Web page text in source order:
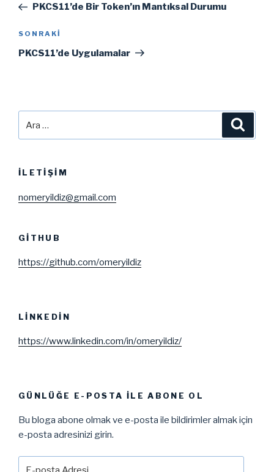
YazıPKCS11’de Bir Token’ın Mantıksal Durumu
Sonraki
Yazı
SONRAKI
PKCS11’de Uygulamalar
İLETIŞIM
nomeryildiz@gmail.com
GITHUB
https://github.com/omeryildiz
LINKEDIN
https://www.linkedin.com/in/omeryildiz/
GÜNLÜĞE E-POSTA ILE ABONE OL
Bu bloga abone olmak ve e-posta ile bildirimler almak için
e-posta adresinizi girin.